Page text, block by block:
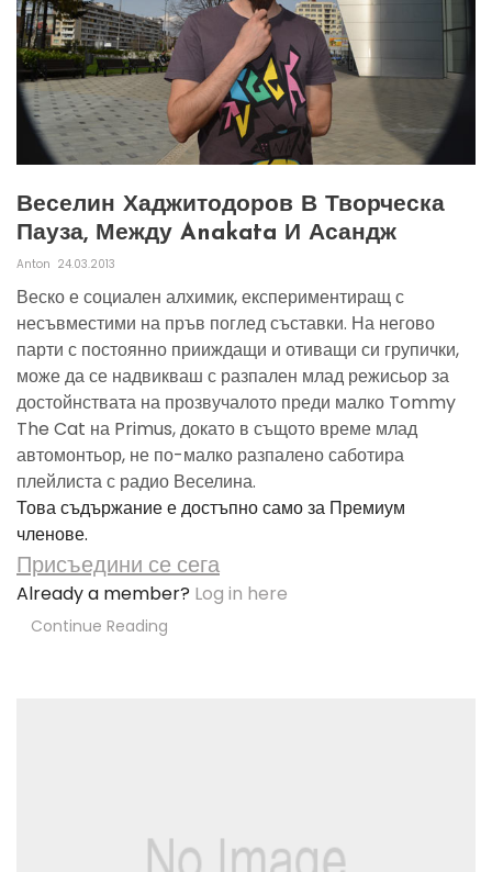
Веселин Хаджитодоров В Творческа
Пауза, Между Anakata И Асандж
Anton 24.03.2013
Веско е социален алхимик, експериментиращ с
несъвместими на пръв поглед съставки. На негово
парти с постоянно прииждащи и отиващи си групички,
може да се надвикваш с разпален млад режисьор за
достойнствата на прозвучалото преди малко Tommy
The Cat на Primus, докато в същото време млад
автомонтьор, не по-малко разпалено саботира
плейлиста с радио Веселина.
Това съдържание е достъпно само за Премиум
членове.
Присъедини се сега
Already a member? Log in here
Continue Reading